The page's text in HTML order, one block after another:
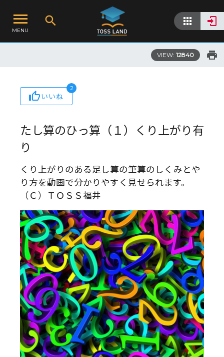
MENU
VIEW: 12840
いいね
2
たし算のひっ算（１）くり上がり有
り
くり上がりのある足し算の筆算のしくみとや
り方を動画で分かりやすく見せられます。
（Ｃ）ＴＯＳＳ福井